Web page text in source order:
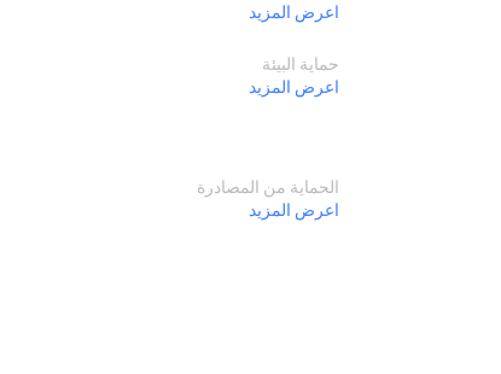
اعرض المزيد
حماية البيئة
اعرض المزيد
الحماية من المصادرة
اعرض المزيد